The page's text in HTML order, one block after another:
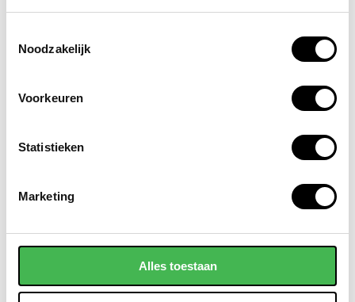
Noodzakelijk
Voorkeuren
Statistieken
Marketing
Alles toestaan
shopper dames
44,95
laptoptas / aktetas /
floater field leer
VAN 199,00